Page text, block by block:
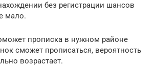
без регистрации шансов
мало.
прописка в нужном районе
сможет прописаться, вероятность
возрастает.